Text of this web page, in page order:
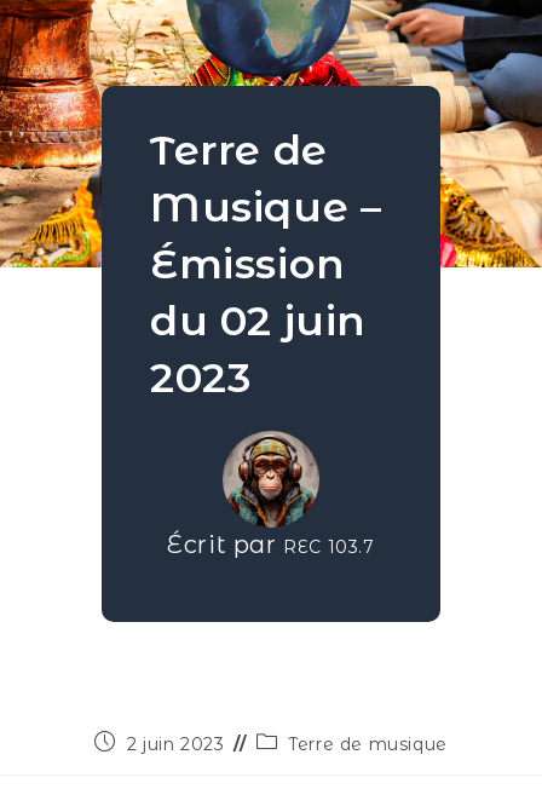
Terre de
Musique –
Émission
du 02 juin
2023
Écrit par REC 103.7
2 juin 2023 Terre de musique